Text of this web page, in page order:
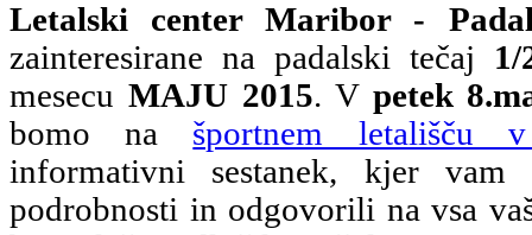
Letalski center Maribor -
zainteresirane na padalski tečaj 1/
mesecu MAJU 2015. V petek
bomo na športnem letališču
informativni sestanek, kjer vam
podrobnosti in odgovorili na vsa